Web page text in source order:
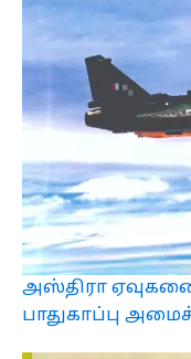
அஸ்திரா
பாதுகாப்பு